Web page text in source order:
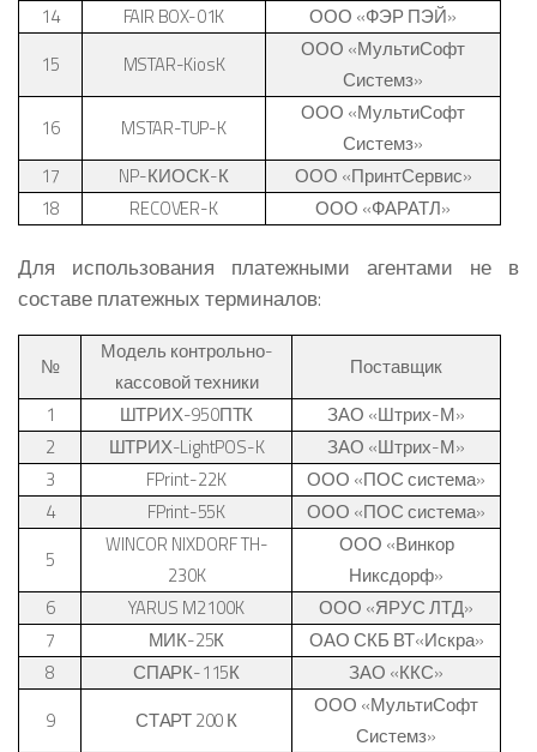
14
FAIR BOX-01K
ООО «ФЭР ПЭЙ»
15
MSTAR-KiosK
ООО «МультиСофт
Системз»
16
MSTAR-TUP-K
ООО «МультиСофт
Системз»
17
NP-КИОСК-К
ООО «ПринтСервис»
18
RECOVER-K ООО «ФАРАТЛ»
Для использования платежными агентами не в
составе платежных терминалов:
№
Модель контрольно-
кассовой техники
Поставщик
1
ШТРИХ-950ПТК
ЗАО «Штрих-М»
2
ШТРИХ-LightPOS-K
ЗАО «Штрих-М»
3
FPrint-22K
ООО «ПОС система»
4
FPrint-55K
ООО «ПОС система»
5
WINCOR NIXDORF TH-
230K
ООО «Винкор
Никсдорф»
6
YARUS M2100K
ООО «ЯРУС ЛТД»
7
МИК-25К
ОАО СКБ ВТ«Искра»
8
СПАРК-115К
ЗАО «ККС»
9
СТАРТ 200 К
ООО «МультиСофт
Системз»